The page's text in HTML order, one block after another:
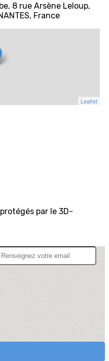
8 rue Arsène Leloup,
France
Leaflet
par le 3D-